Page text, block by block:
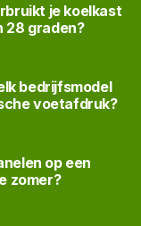
je koelkast
28 graden?
bedrijfsmodel
voetafdruk?
op een
zomer?